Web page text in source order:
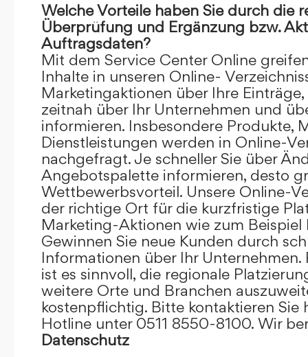
Welche Vorteile haben Sie durch die
Überprüfung und Ergänzung bzw.
Auftragsdaten?
Mit dem Service Center Online
Inhalte in unseren Online-
Marketingaktionen über Ihre
zeitnah über Ihr Unternehmen und
informieren. Insbesondere Produkte,
Dienstleistungen werden in Online-
nachgefragt. Je schneller Sie über
Angebotspalette informieren, desto
Wettbewerbsvorteil. Unsere Online-
der richtige Ort für die kurzfristige
Marketing-Aktionen wie zum Beispiel
Gewinnen Sie neue Kunden durch
Informationen über Ihr Unternehmen.
ist es sinnvoll, die regionale
weitere Orte und Branchen
kostenpflichtig. Bitte kontaktieren Sie
Hotline unter 0511 8550-8100. Wir
Datenschutz